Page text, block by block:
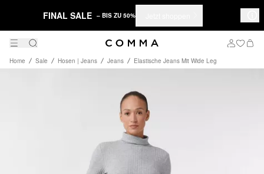
FINAL SALE – BIS ZU 50%
Home Sale Hosen | Jeans Jeans Elastische Jeans Mit Wide Leg